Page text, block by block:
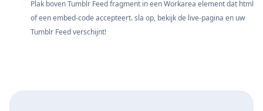
Plak boven Tumblr Feed fragment in een Workarea element dat html
of een embed-code accepteert. sla op, bekijk de live-pagina en uw
Tumblr Feed verschijnt!